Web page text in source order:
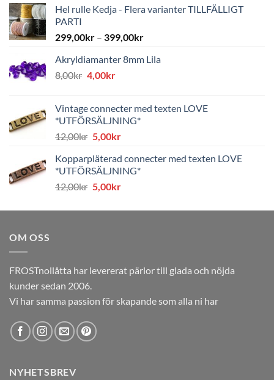
Hel rulle Kedja - Flera varianter TILLFÄLLIGT
PARTI
299,00kr – 399,00kr
Akryldiamanter 8mm Lila
8,00kr Det
var:
8,00kr.
4,00krDet
är:
4,00kr.
Vintage connecter med texten LOVE
*UTFÖRSÄLJNING*
12,00kr Det
priset
var:
12,00kr.
5,00krDet
priset
är:
5,00kr.
Kopparpläterad connecter med texten LOVE
*UTFÖRSÄLJNING*
12,00kr Det
priset
5,00krDet
priset
OM OSS
FROSTnollåtta har levererat pärlor till glada och nöjda
kunder sedan 2006.
Vi har samma passion för skapande som alla ni har
NYHETSBREV